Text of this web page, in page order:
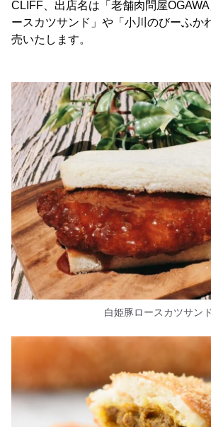
CLIFF、出店名は「老舗肉問屋
ースカツサンド」や「小川のびーふか
売いたします。
白姫豚ロースカツサンド